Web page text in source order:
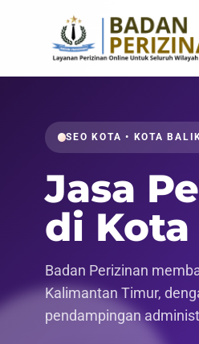
SEO KOTA • KOTA
Jasa
di
Badan Perizinan
Kalimantan Timur,
pendampingan